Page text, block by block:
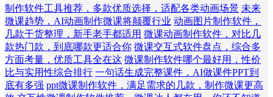
制作软件工具推荐，多款优质选择，适配各类动画场景 未来
微课趋势，AI动画制作微课将颠覆行业 动画图片制作软件，
几款干货整理，新手老手都适用 微课动画制作软件，对比几
款热门款，到底哪款更适合你 微课交互式软件盘点，综合多
方面考量，优质工具全在这 微课制作软件哪个最好用，性价
比与实用性综合排行 一句话生成完整课件，AI做课件PPT到
底有多强 ppt微课制作软件，满足需求的几款，制作微课更高